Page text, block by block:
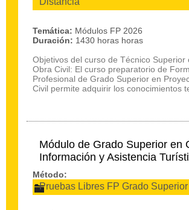
Temática: Módulos FP 2026
Duración: 1430 horas horas
Objetivos del curso de Técnico Superior
Obra Civil: El curso preparatorio de
Profesional de Grado Superior en
Civil permite adquirir los conocimientos
Módulo de Grado Superior en
Información y Asistencia
Método:
Pruebas Libres FP Grado Superior